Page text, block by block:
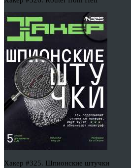
Хакер #325. Шпионские штучки